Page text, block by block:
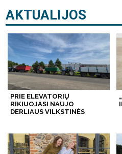
AKTUALIJOS
PRIE ELEVATORIŲ
RIKIUOJASI NAUJO
DERLIAUS VILKSTINĖS